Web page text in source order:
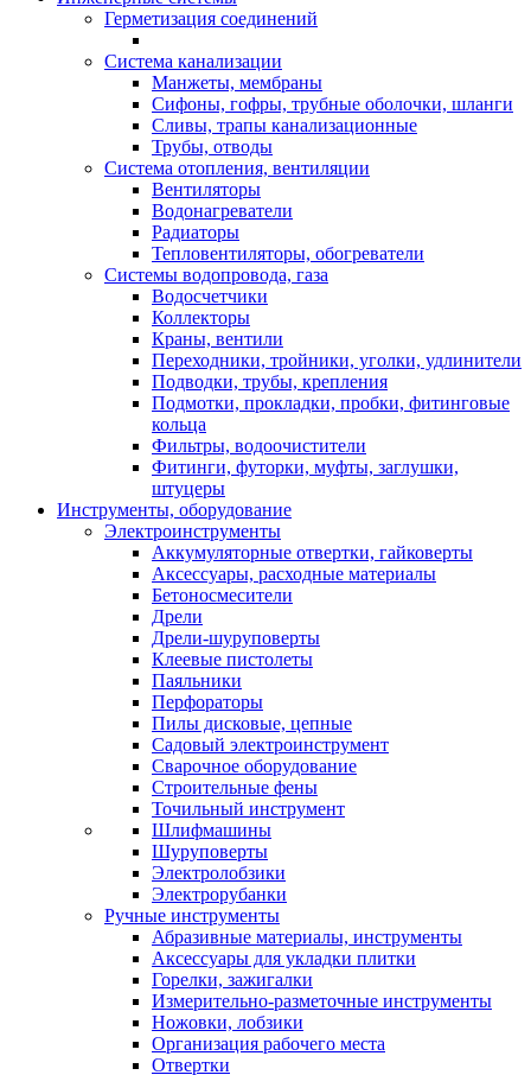
Герметизация соединений
Система канализации
Манжеты, мембраны
Сифоны, гофры, трубные оболочки, шланги
Сливы, трапы канализационные
Трубы, отводы
Система отопления, вентиляции
Вентиляторы
Водонагреватели
Радиаторы
Тепловентиляторы, обогреватели
Системы водопровода, газа
Водосчетчики
Коллекторы
Краны, вентили
Переходники, тройники, уголки, удлинители
Подводки, трубы, крепления
Подмотки, прокладки, пробки, фитинговые
кольца
Фильтры, водоочистители
Фитинги, футорки, муфты, заглушки,
штуцеры
Инструменты, оборудование
Электроинструменты
Аккумуляторные отвертки, гайковерты
Аксессуары, расходные материалы
Бетоносмесители
Дрели
Дрели-шуруповерты
Клеевые пистолеты
Паяльники
Перфораторы
Пилы дисковые, цепные
Садовый электроинструмент
Сварочное оборудование
Строительные фены
Точильный инструмент
Шлифмашины
Шуруповерты
Электролобзики
Электрорубанки
Ручные инструменты
Абразивные материалы, инструменты
Аксессуары для укладки плитки
Горелки, зажигалки
Измерительно-разметочные инструменты
Ножовки, лобзики
Организация рабочего места
Отвертки